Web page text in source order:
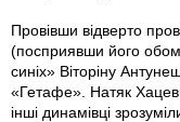
Провівши відверто
(посприявши його обом
синіх» Віторіну
«Гетафе». Натяк
інші динамівці